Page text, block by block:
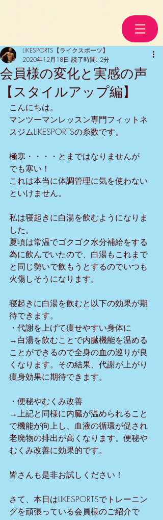
会員様の変化と実感の声
【スタイルアップ編】
LIKESPORTS【ライクスポーツ】
2020年12月18日 読了時間: 2分
こんにちは。
マンツーマンレッスン専門フィットネ
スジムLIKESPORTSの糸数です。
極寒・・・・とまではなりませんが
でも寒い！
これは本当に体調管理に気を使わない
といけません。
私は寝起きに白湯を飲むようになりま
した。
夏頃は常温でゴクゴク水分補給をする
為に飲んでいたので、白湯もこれまで
と同じ勢いで飲もうとするのでいつも
火傷しそうになります。
寝起きに白湯を飲むと以下の効果が期
待できます。
・代謝を上げて痩せやすい身体に
→白湯を飲むことで内臓機能を温める
ことができるので全身の血の巡りが良
くなります。その結果、代謝が上がり
痩身効果に期待できます。
・便秘やむくみ改善
→上記と同様に内臓が温められること
で機能が向上し、血液の循環が促され
老廃物の排出が高くなります。便秘や
むくみ改善に効果的です。
皆さんも是非お試しください！
さて、本日はLIKESPORTSでトレーニン
グを頑張っている会員様のご紹介で